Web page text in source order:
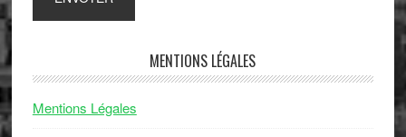
MENTIONS LÉGALES
Mentions Légales